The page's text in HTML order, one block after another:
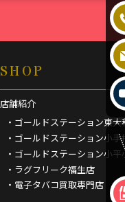
SHOP
店舗紹介
・ゴールドステーション東大
・ゴールドステーション小手
・ゴールドステーション小
・ラグフリーク福生店
・電子タバコ買取専門店